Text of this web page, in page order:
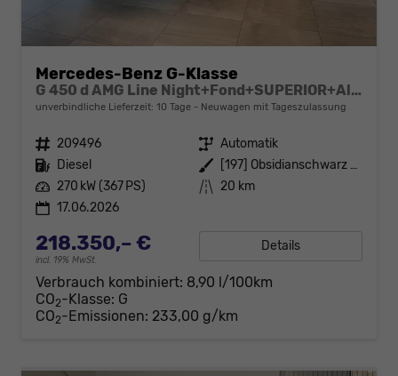
Mercedes-Benz G-Klasse
G 450 d AMG Line Night+Fond+SUPERIOR+Alu22+Technik+Standheizung+AHK+VOLL
unverbindliche Lieferzeit: 10 Tage Neuwagen mit Tageszulassung
Fahrzeugnr. 209496 Getriebe Automatik
Kraftstoff Diesel Außenfarbe
[197] Obsidianschwarz Metallic
Leistung 270 kW (367 PS) Kilometerstand 20 km
17.06.2026
218.350,– €
incl. 19% MwSt.
Details
Verbrauch kombiniert: 8,90 l/100km
CO2-Klasse: G
CO2-Emissionen: 233,00 g/km